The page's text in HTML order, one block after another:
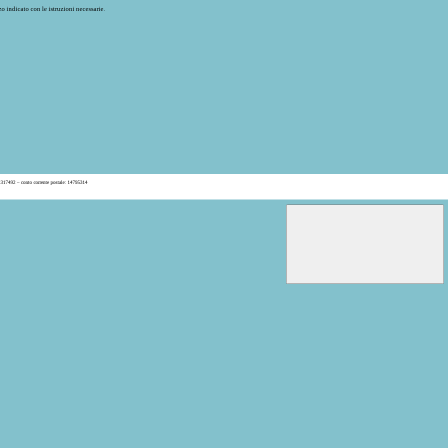
indicato con le istruzioni necessarie.
– conto corrente postale: 14795314